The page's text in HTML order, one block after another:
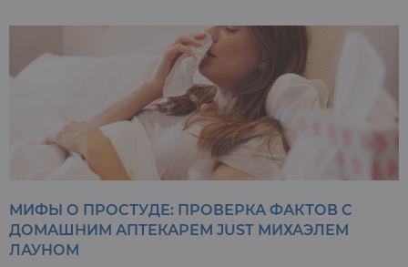
МИФЫ О ПРОСТУДЕ: ПРОВЕРКА ФАКТОВ С
ДОМАШНИМ АПТЕКАРЕМ JUST МИХАЭЛЕМ
ЛАУНОМ